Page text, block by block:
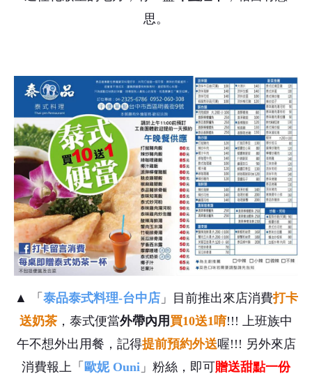
思。
▲ 「 泰品泰式料理-台中店」目前推出來店消費打卡
送奶茶 ，泰式便當外帶內用 買10送1唷!!! 上班族中
午不想外出用餐，記得提前預約外送喔!!! 另外來店
消費報上「 歐妮 Ouni 」粉絲，即可贈送甜點一份